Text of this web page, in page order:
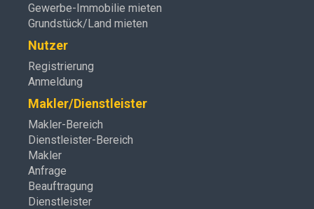
Gewerbe-Immobilie mieten
Grundstück/Land mieten
Nutzer
Registrierung
Anmeldung
Makler/Dienstleister
Makler-Bereich
Dienstleister-Bereich
Makler
Anfrage
Beauftragung
Dienstleister